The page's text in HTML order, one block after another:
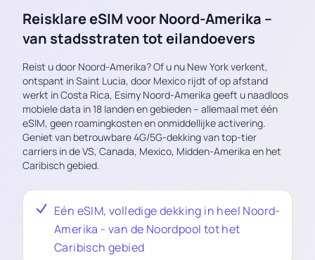
Reisklare eSIM voor Noord-Amerika –
van stadsstraten tot eilandoevers
Reist u door Noord-Amerika? Of u nu New York verkent,
ontspant in Saint Lucia, door Mexico rijdt of op afstand
werkt in Costa Rica, Esimy Noord-Amerika geeft u naadloos
mobiele data in 18 landen en gebieden – allemaal met één
eSIM, geen roamingkosten en onmiddellijke activering.
Geniet van betrouwbare 4G/5G-dekking van top-tier
carriers in de VS, Canada, Mexico, Midden-Amerika en het
Caribisch gebied.
Eén eSIM, volledige dekking in heel Noord-
Amerika - van de Noordpool tot het
Caribisch gebied